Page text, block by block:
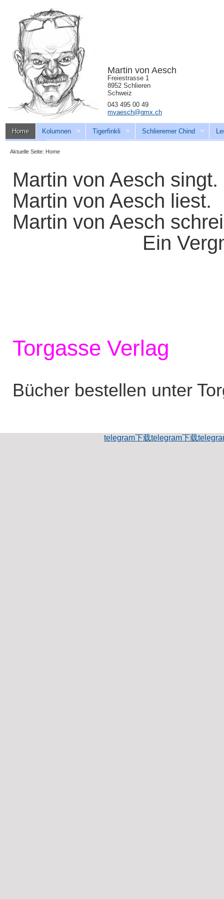
Home Kolumnen Tigerfinkli Schlieremer Chind
Martin von Aesch
Freiestrasse 1
8952 Schlieren
Schweiz
043 495 00 49
mvaesch@gmx.ch
Aktuelle Seite: Home
Martin von Aesch singt.
Martin von Aesch liest.
Martin von Aesch
Ein
Torgasse Verlag
Bücher bestellen unter
telegram下载telegram下载